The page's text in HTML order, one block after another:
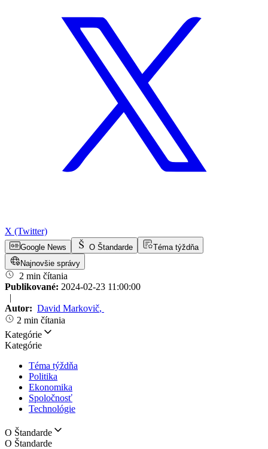
X (Twitter)
Google News O Štandarde
Téma týždňa
Najnovšie správy
2 min čítania
Publikované: 2024-02-23 11:00:00
|
Autor: David Markovič,
2 min čítania
Kategórie
Kategórie
Téma týždňa
Politika
Ekonomika
Spoločnosť
Technológie
O Štandarde
O Štandarde